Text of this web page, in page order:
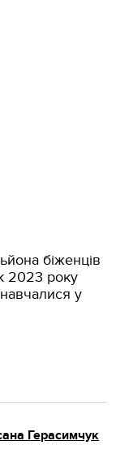
біженців
2023 року
у
Герасимчук